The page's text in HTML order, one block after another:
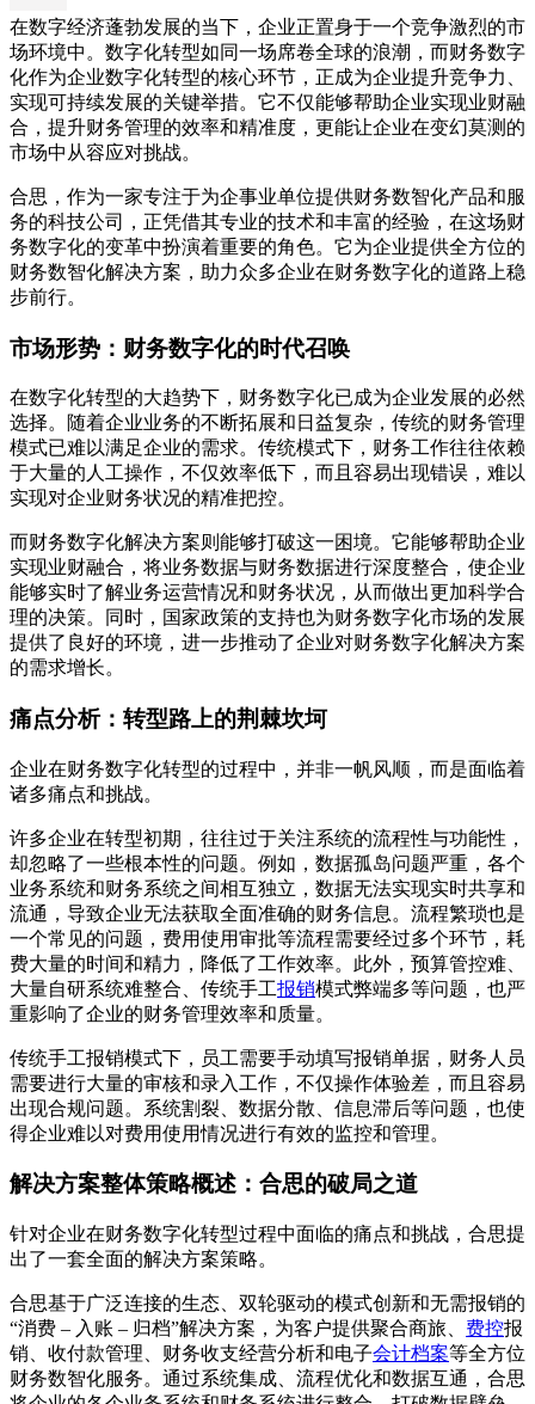
在数字经济蓬勃发展的当下，企业正置身于一个竞争激烈的市
场环境中。数字化转型如同一场席卷全球的浪潮，而财务数字
化作为企业数字化转型的核心环节，正成为企业提升竞争力、
实现可持续发展的关键举措。它不仅能够帮助企业实现业财融
合，提升财务管理的效率和精准度，更能让企业在变幻莫测的
市场中从容应对挑战。
合思，作为一家专注于为企事业单位提供财务数智化产品和服
务的科技公司，正凭借其专业的技术和丰富的经验，在这场财
务数字化的变革中扮演着重要的角色。它为企业提供全方位的
财务数智化解决方案，助力众多企业在财务数字化的道路上稳
步前行。
市场形势：财务数字化的时代召唤
在数字化转型的大趋势下，财务数字化已成为企业发展的必然
选择。随着企业业务的不断拓展和日益复杂，传统的财务管理
模式已难以满足企业的需求。传统模式下，财务工作往往依赖
于大量的人工操作，不仅效率低下，而且容易出现错误，难以
实现对企业财务状况的精准把控。
而财务数字化解决方案则能够打破这一困境。它能够帮助企业
实现业财融合，将业务数据与财务数据进行深度整合，使企业
能够实时了解业务运营情况和财务状况，从而做出更加科学合
理的决策。同时，国家政策的支持也为财务数字化市场的发展
提供了良好的环境，进一步推动了企业对财务数字化解决方案
的需求增长。
痛点分析：转型路上的荆棘坎坷
企业在财务数字化转型的过程中，并非一帆风顺，而是面临着
诸多痛点和挑战。
许多企业在转型初期，往往过于关注系统的流程性与功能性，
却忽略了一些根本性的问题。例如，数据孤岛问题严重，各个
业务系统和财务系统之间相互独立，数据无法实现实时共享和
流通，导致企业无法获取全面准确的财务信息。流程繁琐也是
一个常见的问题，费用使用审批等流程需要经过多个环节，耗
费大量的时间和精力，降低了工作效率。此外，预算管控难、
大量自研系统难整合、传统手工报销模式弊端多等问题，也严
重影响了企业的财务管理效率和质量。
传统手工报销模式下，员工需要手动填写报销单据，财务人员
需要进行大量的审核和录入工作，不仅操作体验差，而且容易
出现合规问题。系统割裂、数据分散、信息滞后等问题，也使
得企业难以对费用使用情况进行有效的监控和管理。
解决方案整体策略概述：合思的破局之道
针对企业在财务数字化转型过程中面临的痛点和挑战，合思提
出了一套全面的解决方案策略。
合思基于广泛连接的生态、双轮驱动的模式创新和无需报销的
“消费 – 入账 – 归档”解决方案，为客户提供聚合商旅、 费控报
销、收付款管理、财务收支经营分析和电子会计档案等全方位
财务数智化服务。通过系统集成、流程优化和数据互通，合思